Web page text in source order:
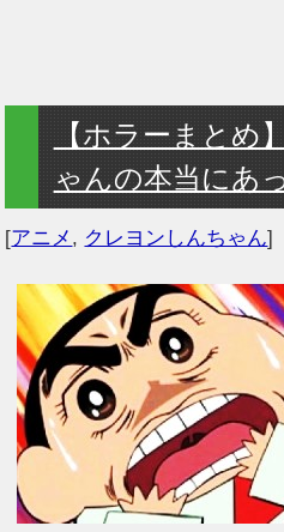
【ホラーまとめ
ゃんの本当にあ
[アニメ , クレヨンしんちゃん]